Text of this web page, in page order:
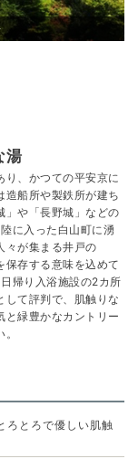
湯
り、かつての平安京に
造船所や製鉄所が建ち
」や「長野城」などの
に入った白山町に湧
々が集まる井戸の
保存する意味を込めて
帰り入浴施設の2カ所
して評判で、肌触りな
と緑豊かなカントリー
とろで優しい肌触